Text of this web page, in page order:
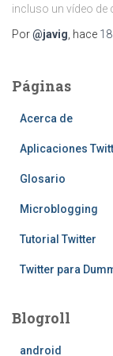
incluso un vídeo de
Por@javig , hace
Páginas
Acerca de
Aplicaciones
Glosario
Microblogging
Tutorial Twitter
Twitter para
Blogroll
android